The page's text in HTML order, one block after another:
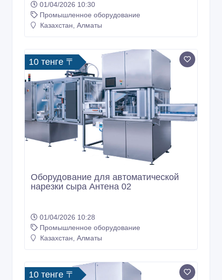
01/04/2026 10:30
Промышленное оборудование
Казахстан, Алматы
10 тенге 〒
Оборудование для автоматической
нарезки сыра Антена 02
01/04/2026 10:28
Промышленное оборудование
Казахстан, Алматы
10 тенге 〒